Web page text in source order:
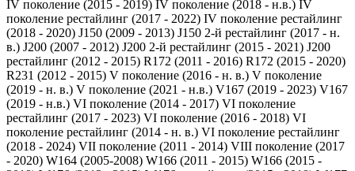
IV поколение (2015 - 2019) IV поколение (2018 - н.в.) IV
поколение рестайлинг (2017 - 2022) IV поколение рестайлинг
(2018 - 2020) J150 (2009 - 2013) J150 2-й рестайлинг (2017 - н.
в.) J200 (2007 - 2012) J200 2-й рестайлинг (2015 - 2021) J200
рестайлинг (2012 - 2015) R172 (2011 - 2016) R172 (2015 - 2020)
R231 (2012 - 2015) V поколение (2016 - н. в.) V поколение
(2019 - н. в.) V поколение (2021 - н.в.) V167 (2019 - 2023) V167
(2019 - н.в.) VI поколение (2014 - 2017) VI поколение
рестайлинг (2017 - 2023) VI поколение (2016 - 2018) VI
поколение рестайлинг (2014 - н. в.) VI поколение рестайлинг
(2018 - 2024) VII поколение (2011 - 2014) VIII поколение (2017
- 2020) W164 (2005-2008) W166 (2011 - 2015) W166 (2015 -